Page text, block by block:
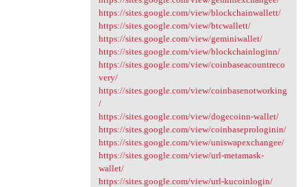
https://sites.google.com/view/blockchainwallett/
https://sites.google.com/view/btcwallett/
https://sites.google.com/view/geminiwallet/
https://sites.google.com/view/blockchainloginn/
https://sites.google.com/view/coinbaseacountreco
very/
https://sites.google.com/view/coinbasenotworking
/
https://sites.google.com/view/dogecoinn-wallet/
https://sites.google.com/view/coinbaseprologinin/
https://sites.google.com/view/uniswapexchangee/
https://sites.google.com/view/url-metamask-
wallet/
https://sites.google.com/view/url-kucoinlogin/